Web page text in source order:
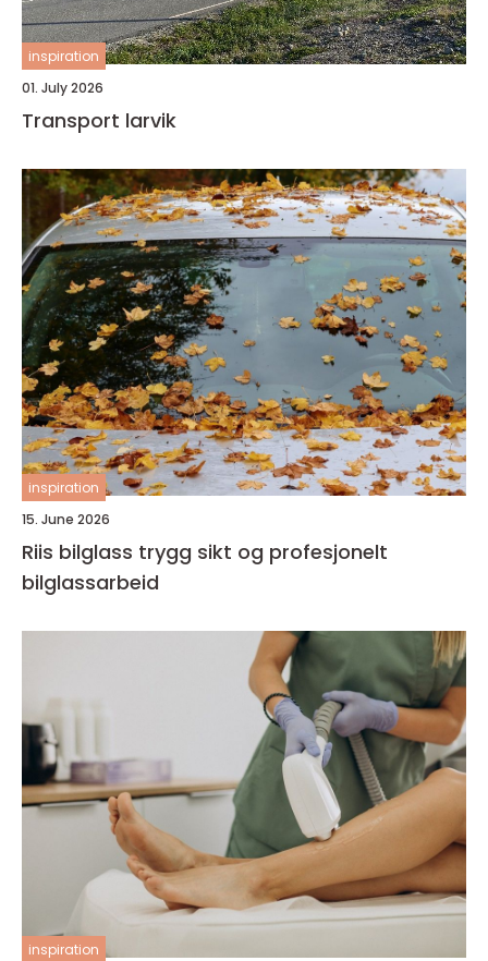
inspiration
01. July 2026
Transport larvik
inspiration
15. June 2026
Riis bilglass trygg sikt og profesjonelt
bilglassarbeid
inspiration